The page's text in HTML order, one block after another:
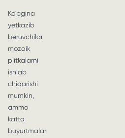
Ko'pgina
yetkazib
beruvchilar
mozaik
plitkalarni
ishlab
chiqarishi
mumkin,
ammo
katta
buyurtmalar